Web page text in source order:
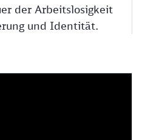
der Arbeitslosigkeit
und Identität.